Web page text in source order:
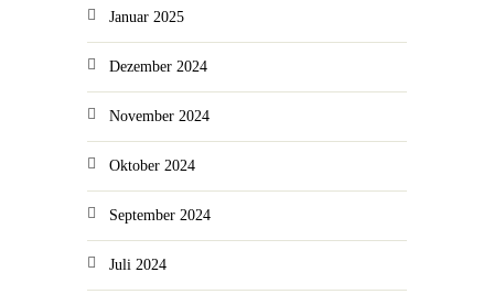
Januar 2025
Dezember 2024
November 2024
Oktober 2024
September 2024
Juli 2024